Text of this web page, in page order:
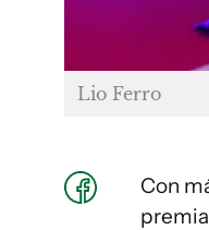
Lio Ferro
Con